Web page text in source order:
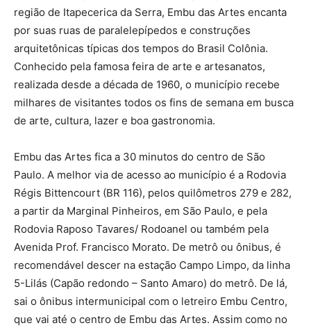
região de Itapecerica da Serra, Embu das Artes encanta
por suas ruas de paralelepípedos e construções
arquitetônicas típicas dos tempos do Brasil Colônia.
Conhecido pela famosa feira de arte e artesanatos,
realizada desde a década de 1960, o município recebe
milhares de visitantes todos os fins de semana em busca
de arte, cultura, lazer e boa gastronomia.
Embu das Artes fica a 30 minutos do centro de São
Paulo. A melhor via de acesso ao município é a Rodovia
Régis Bittencourt (BR 116), pelos quilômetros 279 e 282,
a partir da Marginal Pinheiros, em São Paulo, e pela
Rodovia Raposo Tavares/ Rodoanel ou também pela
Avenida Prof. Francisco Morato. De metrô ou ônibus, é
recomendável descer na estação Campo Limpo, da linha
5-Lilás (Capão redondo – Santo Amaro) do metrô. De lá,
sai o ônibus intermunicipal com o letreiro Embu Centro,
que vai até o centro de Embu das Artes. Assim como no